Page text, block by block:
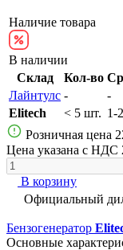
Наличие товара
В наличии
Склад
Кол-во
Лайнтулс -
-
Elitech
< 5 шт. 1-
Розничная цена
Цена указана с НДС
В корзину
Официальный
Бензогенератор
Основные